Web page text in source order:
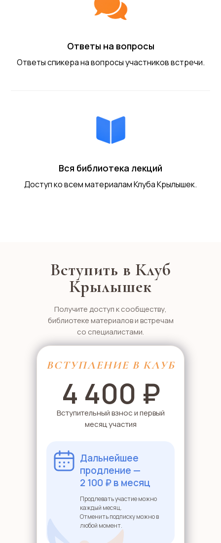
Ответы на вопросы
Ответы спикера на вопросы участников встречи.
Вся библиотека лекций
Доступ ко всем материалам Клуба Крылышек.
Вступить в Клуб
Крылышек
Получите доступ к сообществу,
библиотеке материалов и встречам
со специалистами.
ВСТУПЛЕНИЕ В КЛУБ
4 400 ₽
Вступительный взнос и первый
месяц участия
Дальнейшее
продление —
2 100 ₽ в месяц
Продлевать участие можно
каждый месяц.
Отменить подписку можно в
любой момент.